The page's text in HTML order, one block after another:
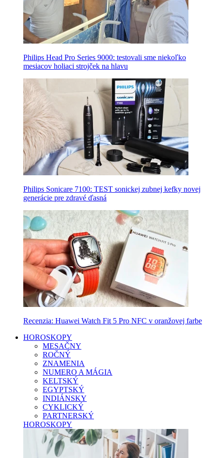
Philips Head Pro Series 9000: testovali sme niekoľko
mesiacov holiaci strojček na hlavu
Philips Sonicare 7100: TEST sonickej zubnej kefky novej
generácie pre zdravé ďasná
Recenzia: Huawei Watch Fit 5 Pro NFC v oranžovej farbe
HOROSKOPY
MESAČNY
ROČNÝ
ZNAMENIA
NUMERO A MÁGIA
KELTSKÝ
EGYPTSKÝ
INDIÁNSKY
CYKLICKÝ
PARTNERSKÝ
HOROSKOPY